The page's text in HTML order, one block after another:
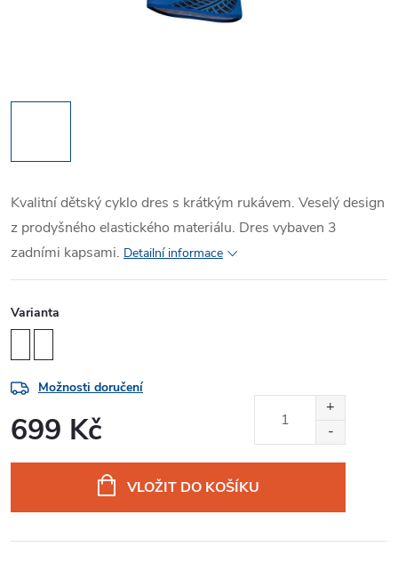
Kvalitní dětský cyklo dres s krátkým rukávem. Veselý design
z prodyšného elastického materiálu. Dres vybaven 3
zadními kapsami. Detailní informace
Varianta
Možnosti doručení
699 Kč
VLOŽIT DO KOŠÍKU